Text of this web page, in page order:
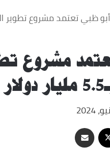
أبو ظبي تعتمد مشروع تطوير الرويس
مشروع
‫X مشاركة
عبر